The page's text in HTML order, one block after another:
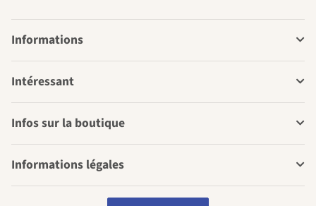
Informations
Intéressant
Infos sur la boutique
Informations légales